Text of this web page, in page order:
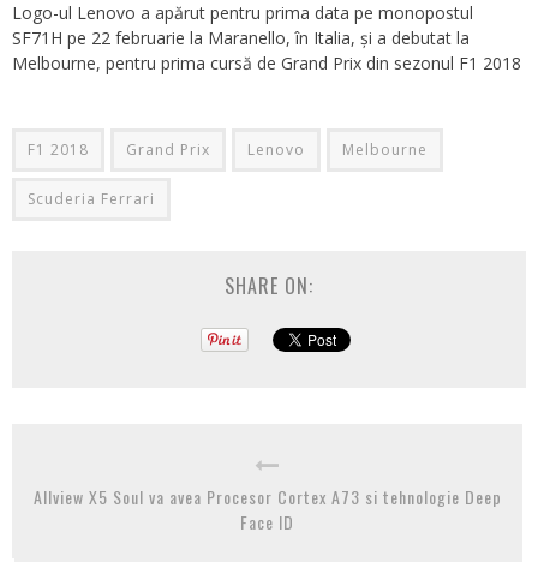
Logo-ul Lenovo a apărut pentru prima data pe monopostul
SF71H pe 22 februarie la Maranello, în Italia, și a debutat la
Melbourne, pentru prima cursă de Grand Prix din sezonul F1 2018
F1 2018 Grand Prix Lenovo Melbourne
Scuderia Ferrari
SHARE ON:
Allview X5 Soul va avea Procesor Cortex A73 si tehnologie Deep
Face ID